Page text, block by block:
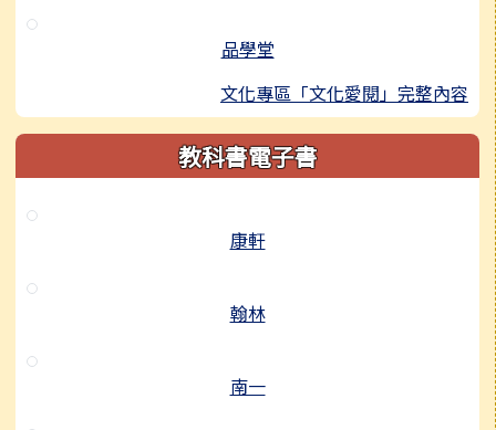
品學堂
文化專區「文化愛閱」完整內容
教科書電子書
康軒
翰林
南一